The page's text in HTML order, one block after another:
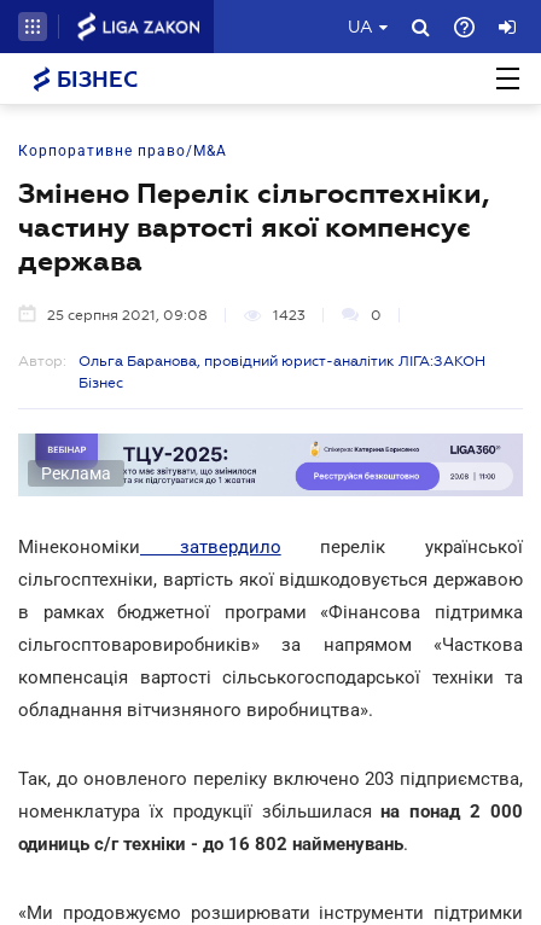
UA
БІЗНЕС
Корпоративне право/M&A
Змінено Перелік сільгосптехніки,
частину вартості якої компенсує
держава
25 серпня 2021, 09:08 1423 0
Автор:
Ольга Баранова, провідний юрист-аналітик ЛІГА:ЗАКОН
Бізнес
Реклама
Мінекономіки затвердило перелік української
сільгосптехніки, вартість якої відшкодовується державою
в рамках бюджетної програми «Фінансова підтримка
сільгосптоваровиробників» за напрямом «Часткова
компенсація вартості сільськогосподарської техніки та
обладнання вітчизняного виробництва».
Так, до оновленого переліку включено 203 підприємства,
номенклатура їх продукції збільшиласяна понад 2 000
одиниць с/г техніки - до 16 802 найменувань.
«Ми продовжуємо розширювати інструменти підтримки